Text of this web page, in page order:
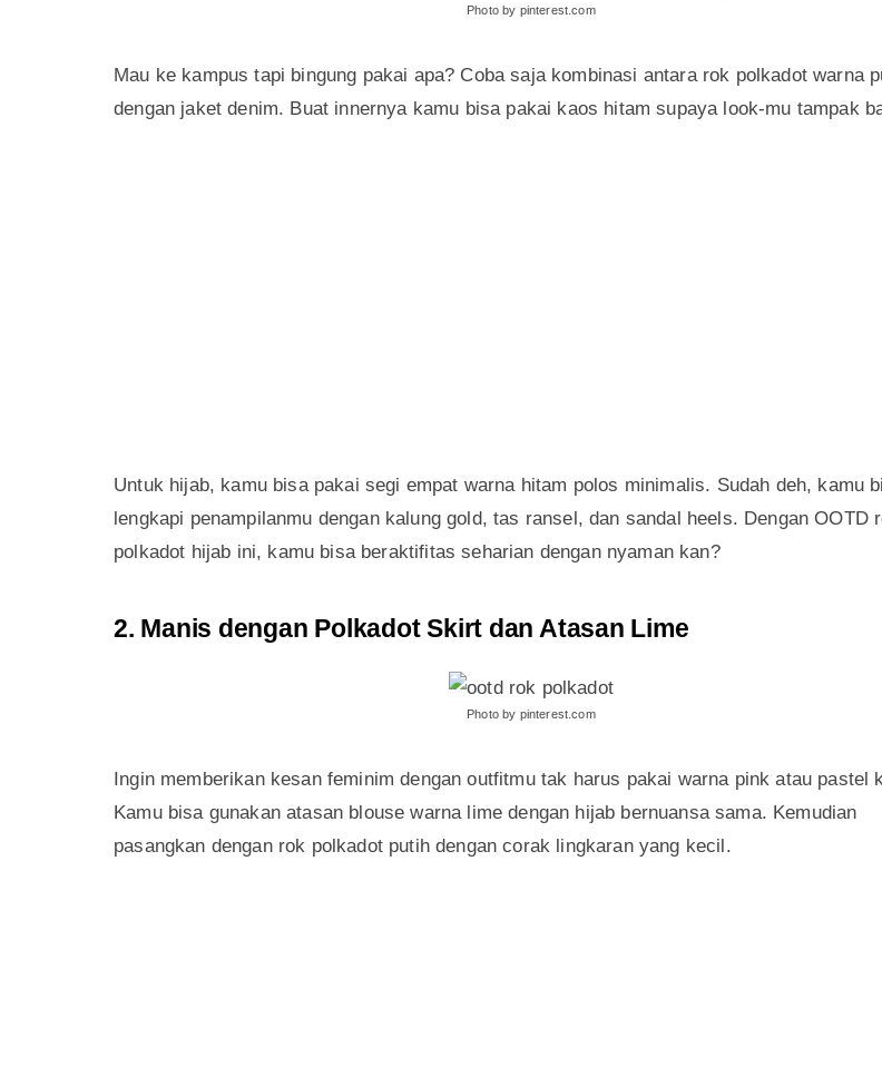
Photo by pinterest.com
Mau ke kampus tapi bingung pakai apa? Coba saja kombinasi antara rok polkadot warna
dengan jaket denim. Buat innernya kamu bisa pakai kaos hitam supaya look-mu tampak
Untuk hijab, kamu bisa pakai segi empat warna hitam polos minimalis. Sudah deh, kamu
lengkapi penampilanmu dengan kalung gold, tas ransel, dan sandal heels. Dengan OOTD
polkadot hijab ini, kamu bisa beraktifitas seharian dengan nyaman kan?
2. Manis dengan Polkadot Skirt dan Atasan Lime
Photo by pinterest.com
Ingin memberikan kesan feminim dengan outfitmu tak harus pakai warna pink atau pastel
Kamu bisa gunakan atasan blouse warna lime dengan hijab bernuansa sama. Kemudian
pasangkan dengan rok polkadot putih dengan corak lingkaran yang kecil.